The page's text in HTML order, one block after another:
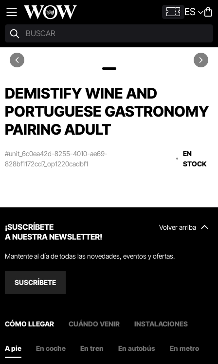
ES
DEMISTIFY WINE AND
PORTUGUESE GASTRONOMY
PAIRING ADULT
#unit_6c0ea42d-8255-4010-ae69-
828bf1172cd7_op1220cadbf1
EN
STOCK
Volver arriba
¡SUSCRÍBETE
A NUESTRA NEWSLETTER!
Mantente al día de todas las novedades, eventos y ofertas.
SUSCRÍBETE
CÓMO LLEGAR CUÁNDO VENIR INSTALACIONES
A pie En coche En tren En autobús En metro